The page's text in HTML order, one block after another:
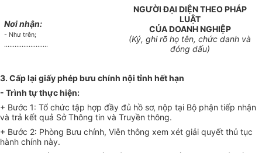
Nơi nhận:
- Như trên;
.........................
NGƯỜI ĐẠI DIỆN THEO PHÁP
LUẬT
CỦA DOANH NGHIỆP
(Ký, ghi rõ họ tên, chức danh và
đóng dấu)
3. Cấp lại giấy phép bưu chính nội tỉnh hết hạn
- Trình tự thực hiện:
+ Bước 1: Tổ chức tập hợp đầy đủ hồ sơ, nộp tại Bộ phận tiếp nhận
và trả kết quả Sở Thông tin và Truyền thông.
+ Bước 2: Phòng Bưu chính, Viễn thông xem xét giải quyết thủ tục
hành chính này.